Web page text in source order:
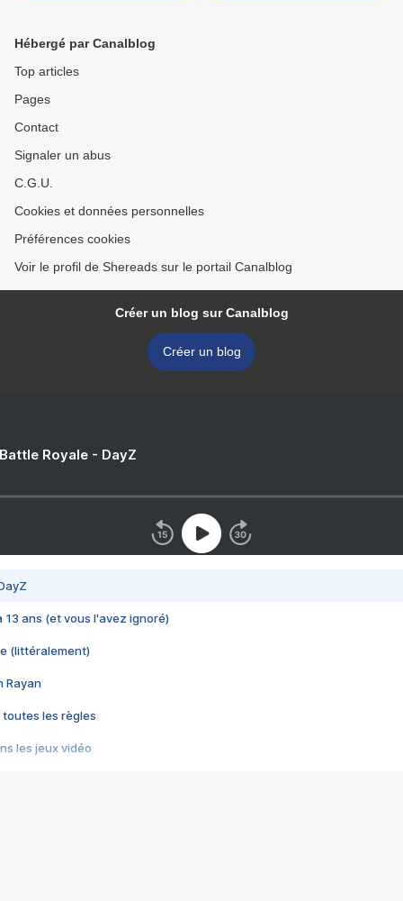
Hébergé par Canalblog
Top articles
Pages
Contact
Signaler un abus
C.G.U.
Cookies et données personnelles
Préférences cookies
Voir le profil de Shereads sur le portail Canalblog
Créer un blog sur Canalblog
Créer un blog
Royale - DayZ
13 ans (et vous l'avez ignoré)
(littéralement)
Rayan
toutes les règles
les jeux vidéo